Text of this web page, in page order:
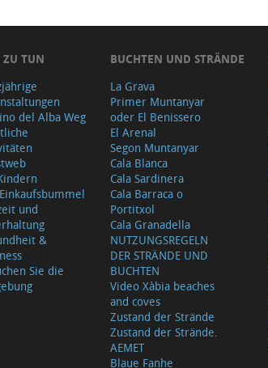
ZU TUN
del Alba Weg
und
&
Sie die
BUCHTEN UND STRÄNDE
La Grava
Primer Muntanyar
oder El Benissero
El Arenal
Segon Muntanyar
Cala Blanca
Cala Sardinera
Cala Barraca o
Portitxol
Cala Granadella
NUTZUNGSREGELN
DER STRÄNDE UND
BUCHTEN
Video Xàbia beaches
and coves
Zustand der Strände
Zustand der Strände.
AEMET
Blaue Fanhe